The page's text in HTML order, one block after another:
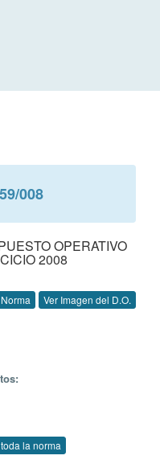
008
OPERATIVO
2008
Ver Imagen del D.O.
la norma